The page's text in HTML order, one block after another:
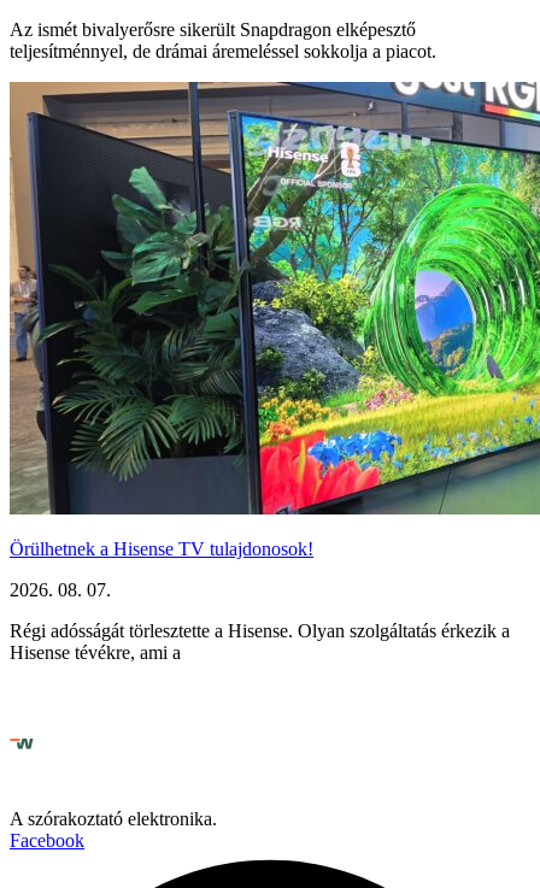
Az ismét bivalyerősre sikerült Snapdragon elképesztő
teljesítménnyel, de drámai áremeléssel sokkolja a piacot.
Örülhetnek a Hisense TV tulajdonosok!
2026. 08. 07.
Régi adósságát törlesztette a Hisense. Olyan szolgáltatás érkezik a
Hisense tévékre, ami a
A szórakoztató elektronika.
Facebook